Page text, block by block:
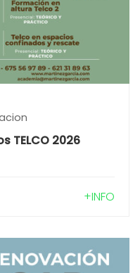
TELCO 2026
+INFO